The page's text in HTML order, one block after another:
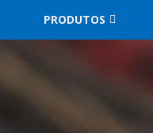
PRODUTOS